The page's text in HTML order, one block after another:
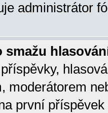
administrátor
smažu
moderátorem
první